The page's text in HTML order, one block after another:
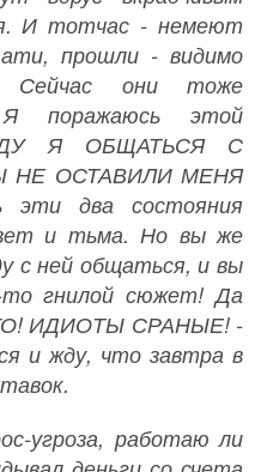
И тотчас - немеют
прошли - видимо
Сейчас они тоже
Я поражаюсь этой
Я ОБЩАТЬСЯ С
НЕ ОСТАВИЛИ МЕНЯ
два состояния
и тьма. Но вы же
с ней общаться, и вы
то гнилой сюжет! Да
ИДИОТЫ СРАНЫЕ! -
и жду, что завтра в
угроза, работаю ли